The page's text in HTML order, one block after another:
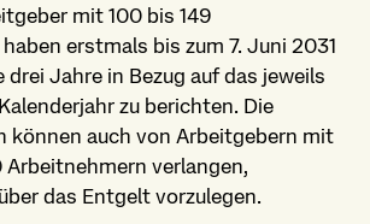
mit 100 bis 149
erstmals bis zum 7. Juni 2031
drei Jahre in Bezug auf das jeweils
zu berichten. Die
können auch von Arbeitgebern mit
Arbeitnehmern verlangen,
das Entgelt vorzulegen.